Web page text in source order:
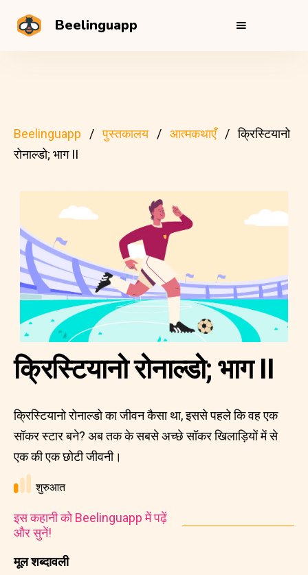
Beelinguapp
Beelinguapp पुस्तकालय आत्मकथाएँ
क्रिस्टियानो
रोनाल्डो; भाग II
मूल शब्दावली
क्रिस्टियानो रोनाल्डो; भाग II
क्रिस्टियानो रोनाल्डो का जीवन कैसा था, इससे पहले कि वह एक
सॉकर स्टार बने? अब तक के सबसे अच्छे सॉकर खिलाड़ियों में से
एक की एक छोटी जीवनी।
शुरुआत
इस कहानी को Beelinguapp में पढ़ें
और सुनें!